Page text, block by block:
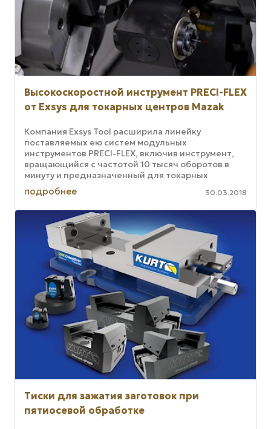
Высокоскоростной инструмент PRECI-FLEX
от Exsys для токарных центров Mazak
Компания Exsys Tool расширила линейку
поставляемых ею систем модульных
инструментов PRECI-FLEX, включив инструмент,
вращающийся с частотой 10 тысяч оборотов в
минуту и предназначенный для токарных
центров Mazak серий Quick Turn и QTU. По
информации ...
подробнее 30.03.2018
Тиски для зажатия заготовок при
пятиосевой обработке